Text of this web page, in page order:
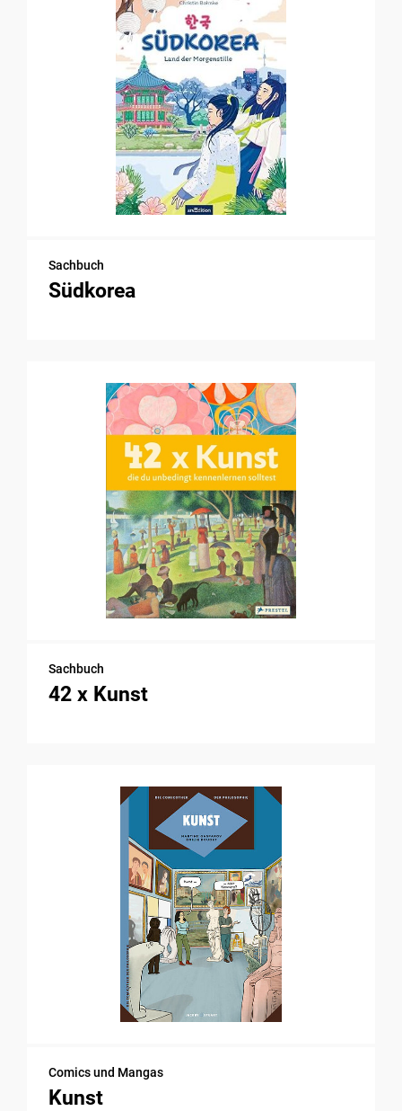
Sachbuch
Südkorea
Sachbuch
42 x Kunst
Comics und Mangas
Kunst